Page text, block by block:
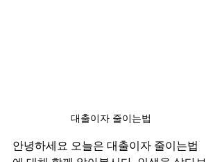
대출이자 줄이는법
안녕하세요 오늘은 대출이자 줄이는법